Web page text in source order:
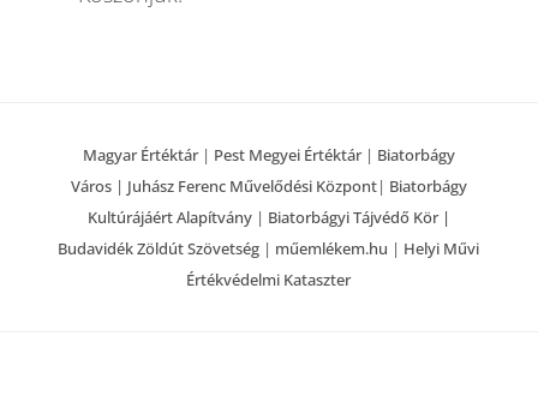
Magyar Értéktár| Pest Megyei Értéktár| Biatorbágy
Város| Juhász Ferenc Művelődési Központ| Biatorbágy
Kultúrájáért Alapítvány| Biatorbágyi Tájvédő Kör |
Budavidék Zöldút Szövetség | műemlékem.hu | Helyi Művi
Értékvédelmi Kataszter